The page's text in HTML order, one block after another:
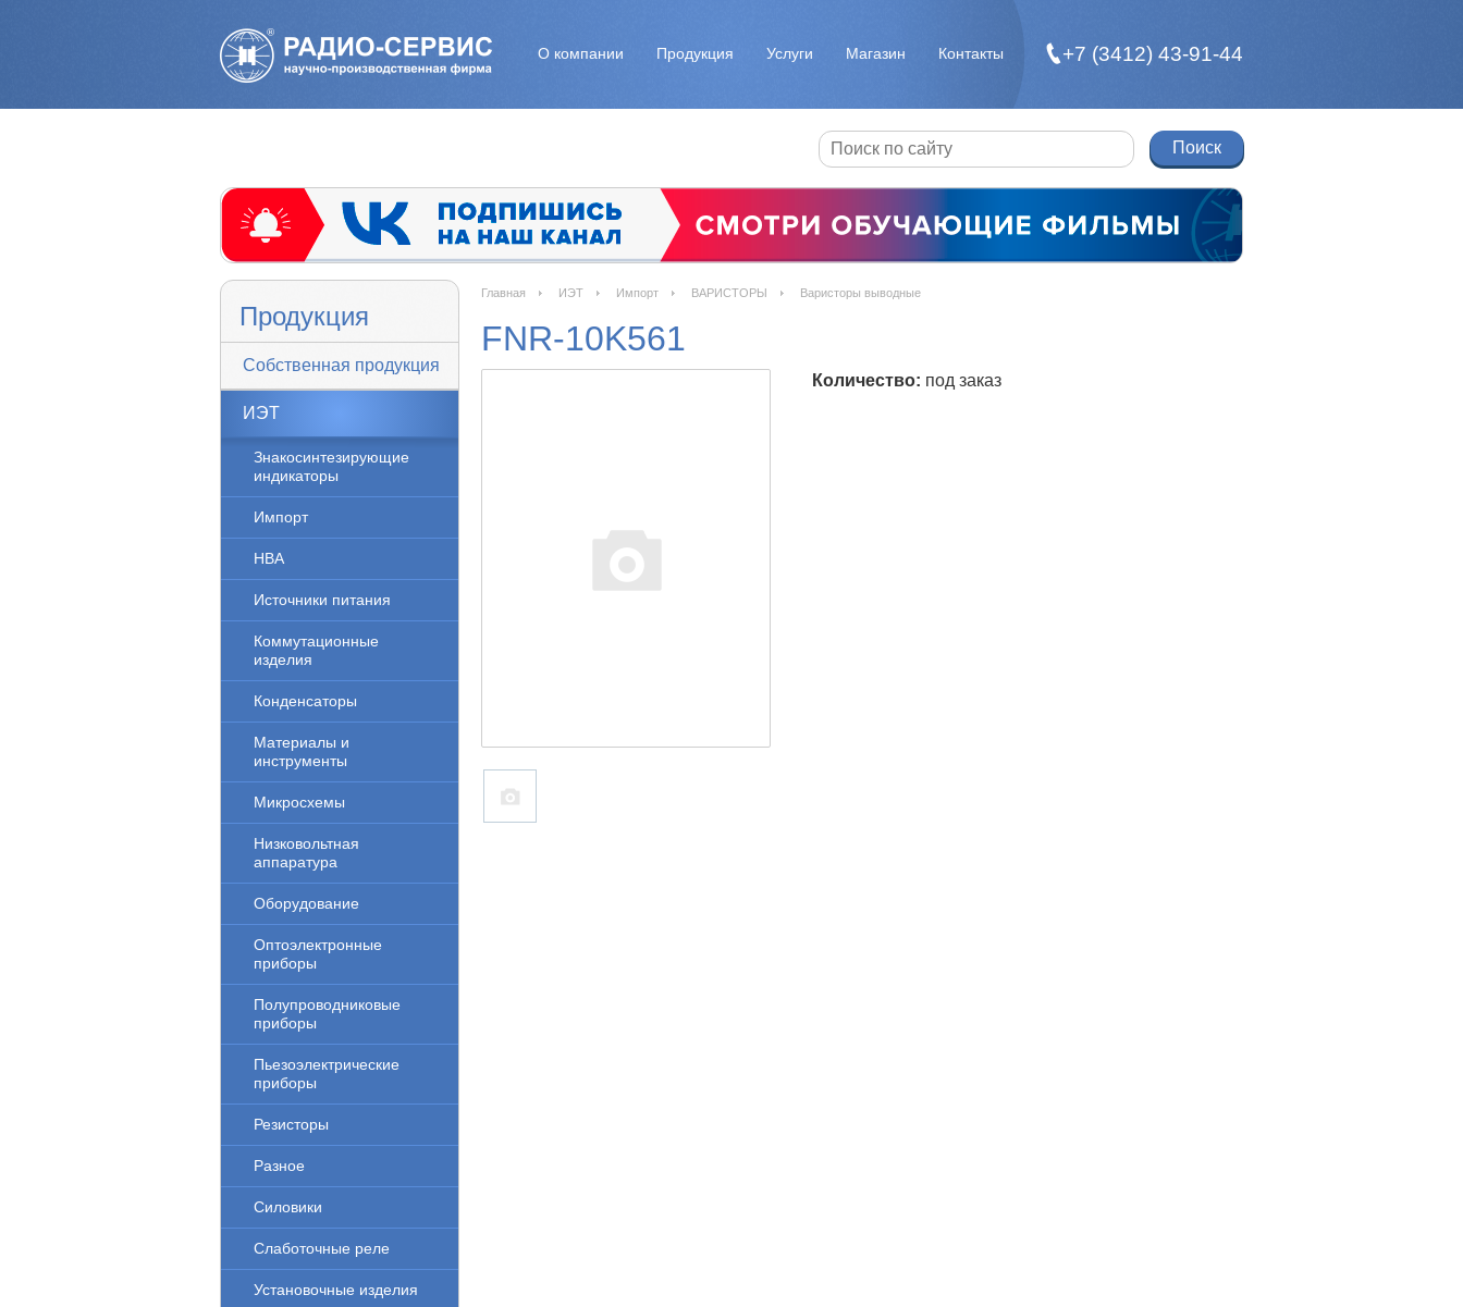
О компании Продукция Услуги Магазин Контакты +7 (3412) 43-91-44
Продукция
Собственная продукция
ИЭТ
Знакосинтезирующие
индикаторы
Импорт
НВА
Источники питания
Коммутационные
изделия
Конденсаторы
Материалы и
инструменты
Микросхемы
Низковольтная
аппаратура
Оборудование
Оптоэлектронные
приборы
Полупроводниковые
приборы
Пьезоэлектрические
приборы
Резисторы
Разное
Силовики
Слаботочные реле
Установочные изделия
Главная ИЭТ Импорт ВАРИСТОРЫ Варисторы выводные
FNR-10K561
Количество: под заказ